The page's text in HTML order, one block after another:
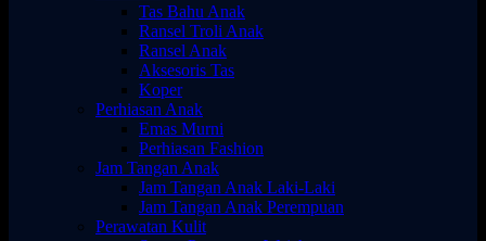
Tas Bahu Anak
Ransel Troli Anak
Ransel Anak
Aksesoris Tas
Koper
Perhiasan Anak
Emas Murni
Perhiasan Fashion
Jam Tangan Anak
Jam Tangan Anak Laki-Laki
Jam Tangan Anak Perempuan
Perawatan Kulit